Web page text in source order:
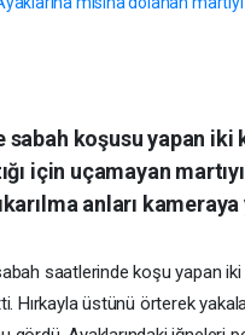
koşusu yapan iki
için uçamayan
anları kameraya
saatlerinde koşu yapan
Hırkayla üstünü örterek